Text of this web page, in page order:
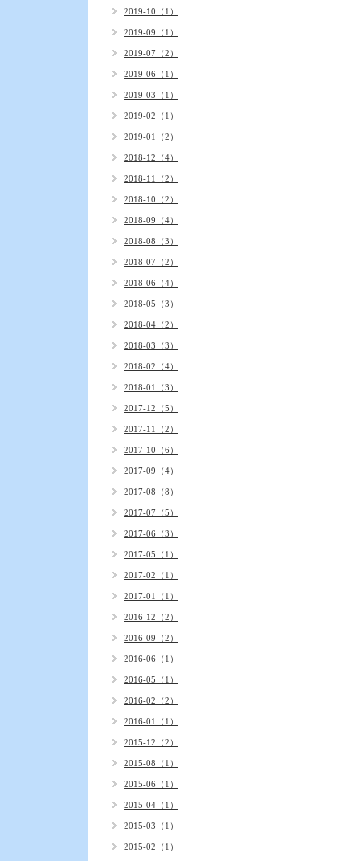
2019-10（1）
2019-09（1）
2019-07（2）
2019-06（1）
2019-03（1）
2019-02（1）
2019-01（2）
2018-12（4）
2018-11（2）
2018-10（2）
2018-09（4）
2018-08（3）
2018-07（2）
2018-06（4）
2018-05（3）
2018-04（2）
2018-03（3）
2018-02（4）
2018-01（3）
2017-12（5）
2017-11（2）
2017-10（6）
2017-09（4）
2017-08（8）
2017-07（5）
2017-06（3）
2017-05（1）
2017-02（1）
2017-01（1）
2016-12（2）
2016-09（2）
2016-06（1）
2016-05（1）
2016-02（2）
2016-01（1）
2015-12（2）
2015-08（1）
2015-06（1）
2015-04（1）
2015-03（1）
2015-02（1）